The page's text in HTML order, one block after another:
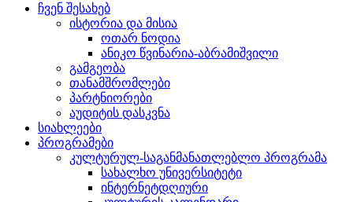
ჩვენ შესახებ
ისტორია და მისია
ოთარ ნოდია
ანიკო წვინარია-აბრამიშვილი
გამგეობა
თანამშრომლები
პარტნიორები
აუდიტის დასკვნა
სიახლეები
პროგრამები
კულტურულ-საგანმანათლებლო პროგრამა
სახალხო უნივერსიტეტი
ინტერნეტდღიური